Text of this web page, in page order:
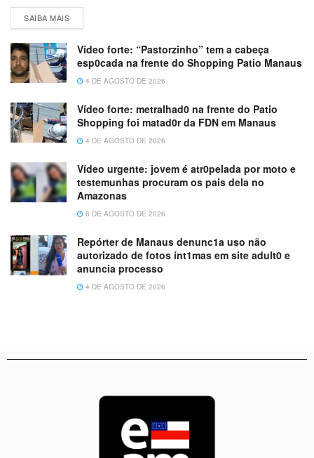
SAIBA MAIS
Vídeo forte: “Pastorzinho” tem a cabeça
esp0cada na frente do Shopping Patio Manaus
4 DE AGOSTO DE 2026
Vídeo forte: metralhad0 na frente do Patio
Shopping foi matad0r da FDN em Manaus
4 DE AGOSTO DE 2026
Vídeo urgente: jovem é atr0pelada por moto e
testemunhas procuram os pais dela no
Amazonas
6 DE AGOSTO DE 2026
Repórter de Manaus denunc1a uso não
autorizado de fotos ínt1mas em site adult0 e
anuncia processo
4 DE AGOSTO DE 2026